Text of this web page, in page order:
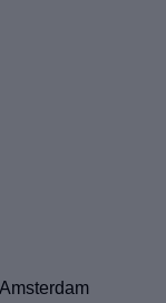
Amsterdam